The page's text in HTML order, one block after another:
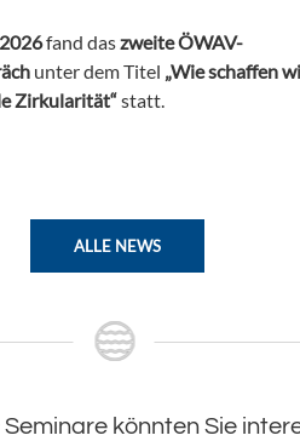
fand daszweite ÖWAV-
unter dem Titel „Wie schaffen
Zirkularität“statt.
ALLE NEWS
Seminare könnten Sie